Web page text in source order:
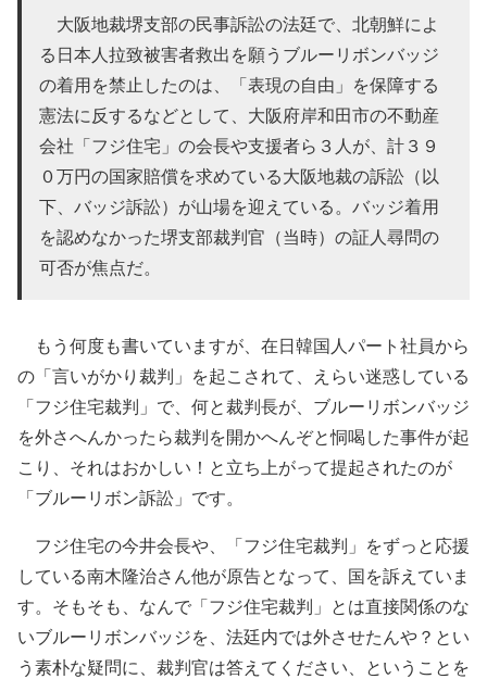
大阪地裁堺支部の民事訴訟の法廷で、北朝鮮によ
る日本人拉致被害者救出を願うブルーリボンバッジ
の着用を禁止したのは、「表現の自由」を保障する
憲法に反するなどとして、大阪府岸和田市の不動産
会社「フジ住宅」の会長や支援者ら３人が、計３９
０万円の国家賠償を求めている大阪地裁の訴訟（以
下、バッジ訴訟）が山場を迎えている。バッジ着用
を認めなかった堺支部裁判官（当時）の証人尋問の
可否が焦点だ。
もう何度も書いていますが、在日韓国人パート社員から
の「言いがかり裁判」を起こされて、えらい迷惑している
「フジ住宅裁判」で、何と裁判長が、ブルーリボンバッジ
を外さへんかったら裁判を開かへんぞと恫喝した事件が起
こり、それはおかしい！と立ち上がって提起されたのが
「ブルーリボン訴訟」です。
フジ住宅の今井会長や、「フジ住宅裁判」をずっと応援
している南木隆治さん他が原告となって、国を訴えていま
す。そもそも、なんで「フジ住宅裁判」とは直接関係のな
いブルーリボンバッジを、法廷内では外させたんや？とい
う素朴な疑問に、裁判官は答えてください、ということを